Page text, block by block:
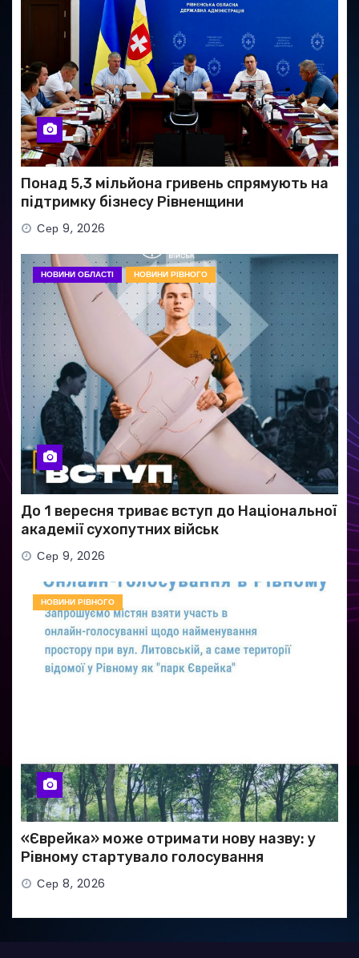
Понад 5,3 мільйона гривень спрямують на
підтримку бізнесу Рівненщини
Сер 9, 2026
НОВИНИ ОБЛАСТІ НОВИНИ РІВНОГО
До 1 вересня триває вступ до Національної
академії сухопутних військ
Сер 9, 2026
НОВИНИ РІВНОГО
«Єврейка» може отримати нову назву: у
Рівному стартувало голосування
Сер 8, 2026